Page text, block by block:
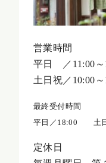
営業時間
平日 ／11:00～
土日祝／10:00
最終受付時間
平日／18:00 土日
定休日